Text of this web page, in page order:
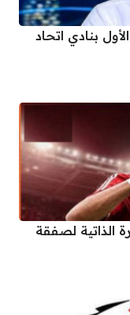
بنادي اتحاد
الذاتية لصفقة